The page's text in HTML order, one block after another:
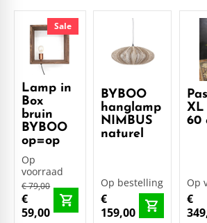
Sale
Lamp in
Box
bruin
BYBOO
op=op
Op
voorraad
€ 79,00
€
59,00
BYBOO
hanglamp
NIMBUS
naturel
Op bestelling
€
159,00
XL
60
Op
€